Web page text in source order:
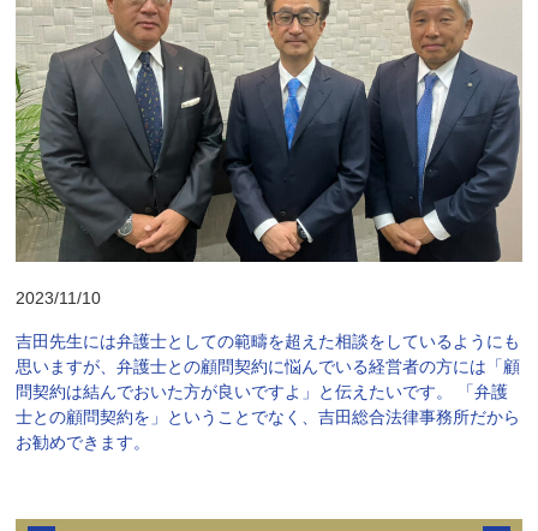
2023/11/10
吉田先生には弁護士としての範疇を超えた相談をしているようにも
思いますが、弁護士との顧問契約に悩んでいる経営者の方には「顧
問契約は結んでおいた方が良いですよ」と伝えたいです。 「弁護
士との顧問契約を」ということでなく、吉田総合法律事務所だから
お勧めできます。